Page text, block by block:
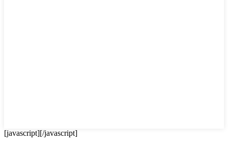
[javascript][/javascript]